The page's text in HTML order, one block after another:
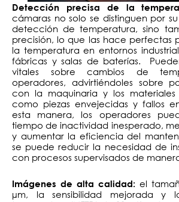
Detección precisa de la
cámaras no solo se distinguen por
detección de temperatura, sino
precisión, lo que las hace perfectas
la temperatura en entornos
fábricas y salas de baterías.
vitales sobre cambios de
operadores, advirtiéndoles sobre
con la maquinaria y los materiales
como piezas envejecidas y fallos
esta manera, los operadores
tiempo de inactividad inesperado,
y aumentar la eficiencia del
se puede reducir la necesidad de
con procesos supervisados de
Imágenes de alta calidad: el
µm, la sensibilidad mejorada y